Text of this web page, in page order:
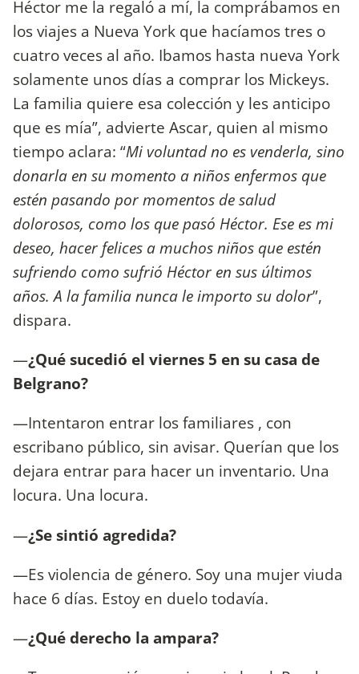
Héctor me la regaló a mí, la comprábamos en
los viajes a Nueva York que hacíamos tres o
cuatro veces al año. Ibamos hasta nueva York
solamente unos días a comprar los Mickeys.
La familia quiere esa colección y les anticipo
que es mía”, advierte Ascar, quien al mismo
tiempo aclara: “Mi voluntad no es venderla, sino
donarla en su momento a niños enfermos que
estén pasando por momentos de salud
dolorosos, como los que pasó Héctor. Ese es mi
deseo, hacer felices a muchos niños que estén
sufriendo como sufrió Héctor en sus últimos
años. A la familia nunca le importo su dolor”,
dispara.
—¿Qué sucedió el viernes 5 en su casa de
Belgrano?
—Intentaron entrar los familiares , con
escribano público, sin avisar. Querían que los
dejara entrar para hacer un inventario. Una
locura. Una locura.
—¿Se sintió agredida?
—Es violencia de género. Soy una mujer viuda
hace 6 días. Estoy en duelo todavía.
—¿Qué derecho la ampara?